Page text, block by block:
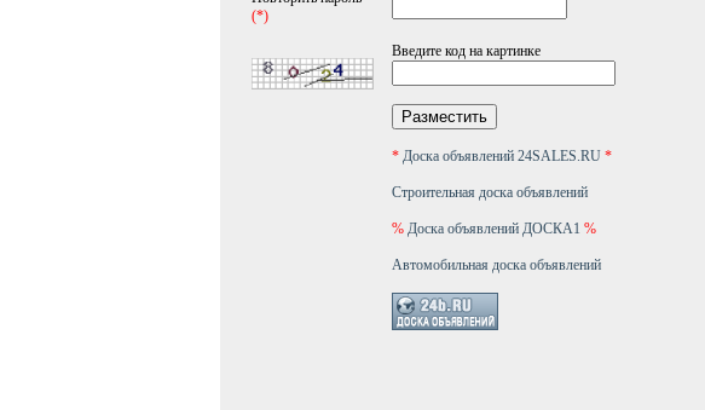
(*)
Введите код на картинке
* Доска объявлений 24SALES.RU *
Строительная доска объявлений
% Доска объявлений ДОСКА1 %
Автомобильная доска объявлений